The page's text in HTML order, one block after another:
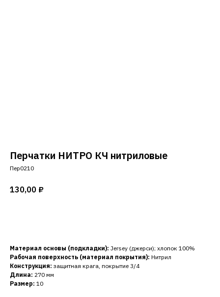
Перчатки НИТРО КЧ нитриловые
Пер0210
130,00 ₽
Материал основы (подкладки): Jersey (джерси); хлопок 100%
Рабочая поверхность (материал покрытия): Нитрил
Конструкция: защитная крага, покрытие 3/4
Длина: 270 мм
Размер: 10